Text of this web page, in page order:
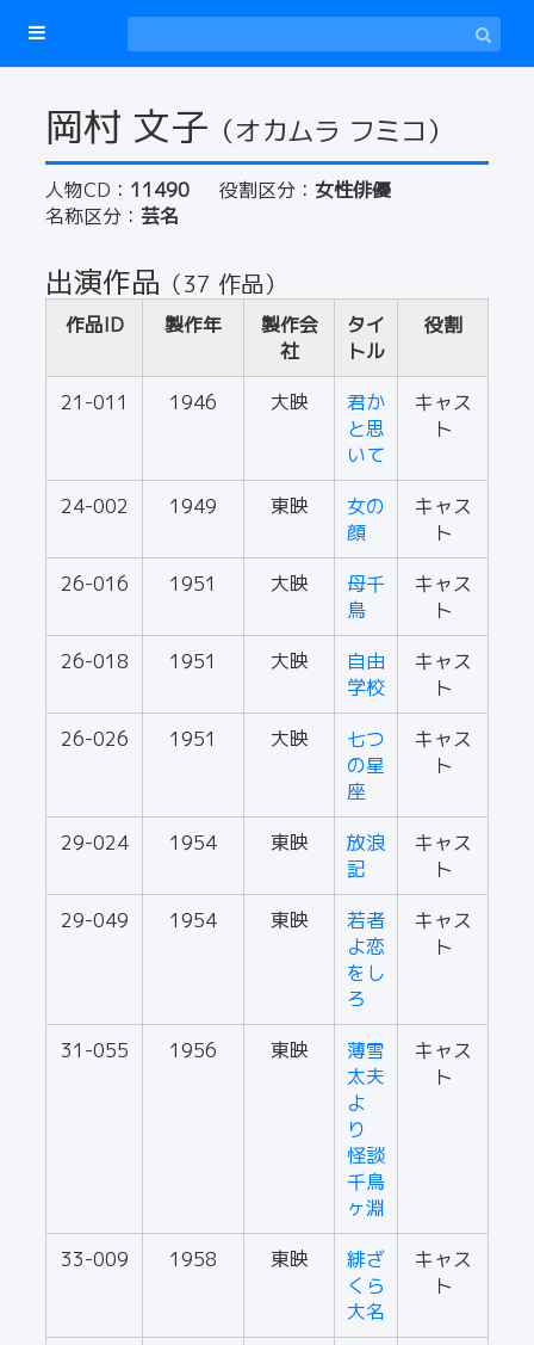
岡村 文子 （オカムラ フミコ）
人物CD： 11490 役割区分： 女性俳優
名称区分： 芸名
出演作品 （37 作品）
作品ID 製作年
製作会
社
タイ
トル
役割
21-011 1946 大映
君か
と思
いて
キャス
ト
24-002 1949 東映
女の
顔
キャス
ト
26-016
1951 大映
母千
鳥
キャス
ト
26-018
1951 大映
自由
学校
キャス
ト
26-026
1951 大映
七つ
の星
座
キャス
ト
29-024 1954 東映
放浪
記
キャス
ト
29-049
1954 東映
若者
よ恋
をし
ろ
キャス
ト
31-055 1956 東映
薄雪
太夫
よ
り
怪談
千鳥
ヶ淵
キャス
ト
33-009 1958 東映
緋ざ
くら
大名
キャス
ト